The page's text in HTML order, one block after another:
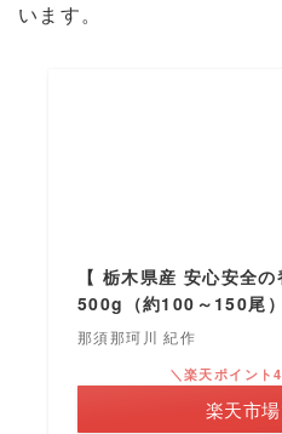
います。
【 栃木県産 安心安
500g（約100～150尾）
那須那珂川 紀作
＼楽天ポイント
楽天市